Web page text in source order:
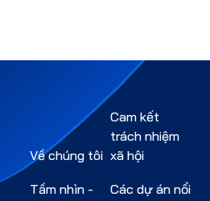
Về chúng tôi
Tầm nhìn -
Cam kết
trách nhiệm
xã hội
Các dự án nổi